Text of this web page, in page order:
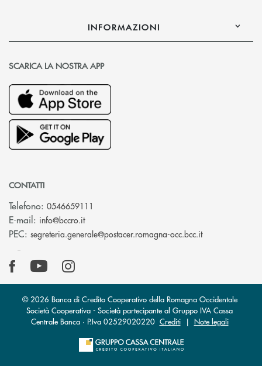
INFORMAZIONI
SCARICA LA NOSTRA APP
CONTATTI
Telefono: 0546659111
E-mail: info@bccro.it(si apre l’app di posta elettronica)
PEC: segreteria.generale@postacer.romagna-occ.bcc.it(si apre l’app
© 2026 Banca di Credito Cooperativo della Romagna Occidentale
Società Cooperativa - Società partecipante al Gruppo IVA Cassa
Centrale Banca · P.Iva 02529020220 Crediti| Note legali